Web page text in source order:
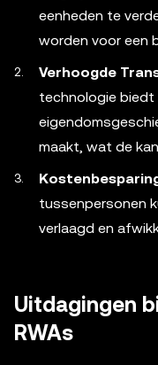
eenheden te
worden voor een
Verhoogde
technologie biedt
maakt, wat de
tussenpersonen
verlaagd en
Uitdagingen
RWAs